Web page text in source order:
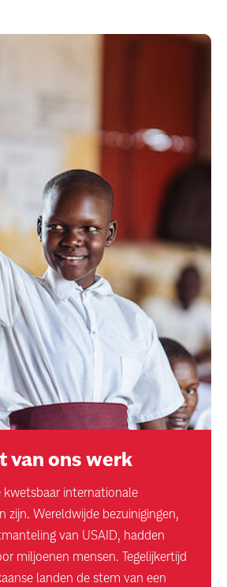
van ons werk
kwetsbaar internationale
zijn. Wereldwijde bezuinigingen,
van USAID, hadden
miljoenen mensen. Tegelijkertijd
landen de stem van een